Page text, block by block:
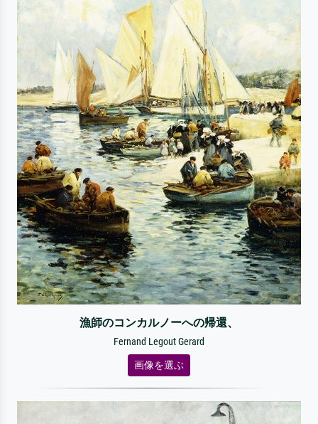
漁師のコンカルノーへの帰還、
Fernand Legout Gerard
画像を選ぶ